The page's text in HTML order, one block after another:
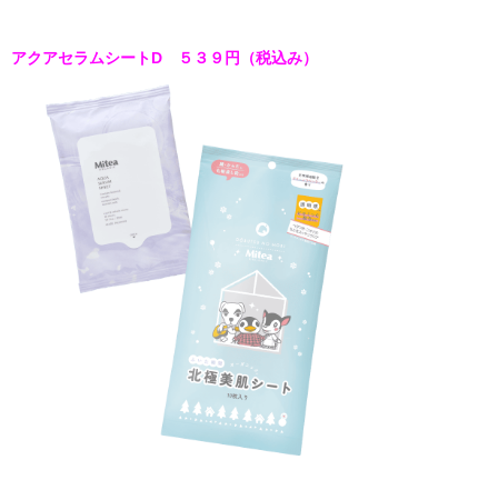
アクアセラムシートD ５３９円（税込み）